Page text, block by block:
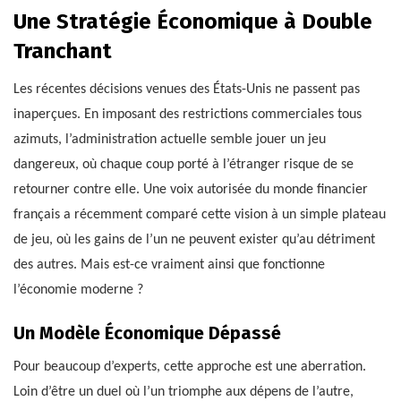
Une Stratégie Économique à Double
Tranchant
Les récentes décisions venues des États-Unis ne passent pas
inaperçues. En imposant des restrictions commerciales tous
azimuts, l’administration actuelle semble jouer un jeu
dangereux, où chaque coup porté à l’étranger risque de se
retourner contre elle. Une voix autorisée du monde financier
français a récemment comparé cette vision à un simple plateau
de jeu, où les gains de l’un ne peuvent exister qu’au détriment
des autres. Mais est-ce vraiment ainsi que fonctionne
l’économie moderne ?
Un Modèle Économique Dépassé
Pour beaucoup d’experts, cette approche est une aberration.
Loin d’être un duel où l’un triomphe aux dépens de l’autre,